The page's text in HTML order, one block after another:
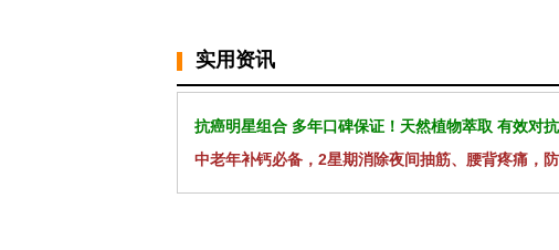
实用资讯
抗癌明星组合 多年口碑保证！天然植物萃取 有效对
中老年补钙必备，2星期消除夜间抽筋、腰背疼痛，